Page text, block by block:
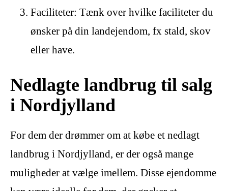
Faciliteter: Tænk over hvilke faciliteter du
ønsker på din landejendom, fx stald, skov
eller have.
Nedlagte landbrug til salg
i Nordjylland
For dem der drømmer om at købe et nedlagt
landbrug i Nordjylland, er der også mange
muligheder at vælge imellem. Disse ejendomme